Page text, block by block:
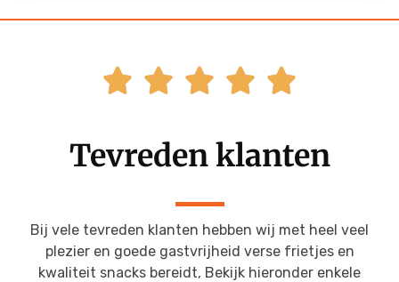
    
Tevreden klanten
Bij vele tevreden klanten hebben wij met heel veel
plezier en goede gastvrijheid verse frietjes en
kwaliteit snacks bereidt, Bekijk hieronder enkele